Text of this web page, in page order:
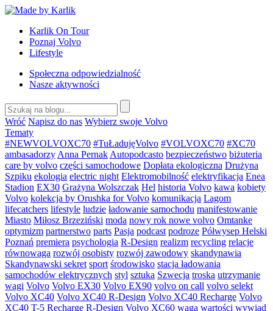
Przejdź
treści
Karlik On Tour
Poznaj Volvo
Lifestyle
Społeczna odpowiedzialność
Nasze aktywności
Wróć Napisz do nas Wybierz swoje Volvo
Tematy
#NEWVOLVOXC70 #TuŁadujęVolvo #VOLVOXC70 #XC70
ambasadorzy Anna Pernak Autopodcasto bezpieczeństwo biżuteria
care by volvo części samochodowe Dopłata ekologiczna Drużyna
Szpiku ekologia electric night Elektromobilność elektryfikacja Enea
Stadion EX30 Grażyna Wolszczak Hel historia Volvo kawa kobiety
Volvo kolekcja by Orushka for Volvo komunikacja Lagom
lifecatchers lifestyle ludzie ładowanie samochodu manifestowanie
Miasto Miłosz Brzeziński moda nowy rok nowe volvo Omtanke
optymizm partnerstwo parts Pasja podcast podroze Półwysep Helski
Poznań premiera psychologia R-Design realizm recycling relacje
równowaga rozwój osobisty rozwój zawodowy skandynawia
Skandynawski sekret sport środowisko stacja ładowania
samochodów elektrycznych styl sztuka Szwecja troska utrzymanie
wagi Volvo Volvo EX30 Volvo EX90 volvo on call volvo selekt
Volvo XC40 Volvo XC40 R-Design Volvo XC40 Recharge Volvo
XC40 T-5 Recharge R-Design Volvo XC60 waga wartości wywiad